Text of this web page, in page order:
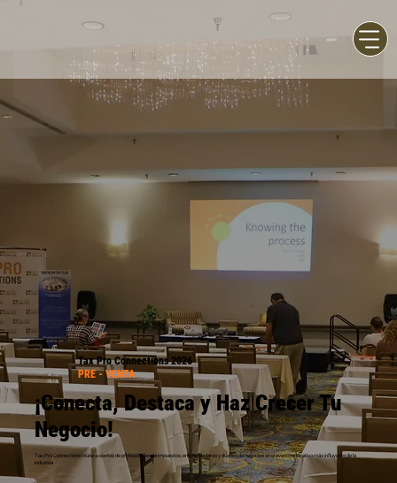
Tax Pro Connections 2026
PRE - VENTA
¡Conecta, Destaca y Haz Crecer Tu
Negocio!
Tax Pro Connections reúne a cientos de profesionales de impuestos, emprendedores y dueños de negocios en el evento educativo más influyente de la
industria.